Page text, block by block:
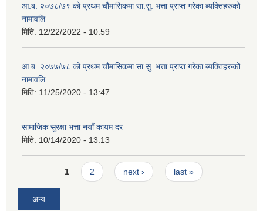
आ.ब. २०७८/७९ को प्रथम चौमासिकमा सा.सु. भत्ता प्राप्त गरेका ब्यक्तिहरुको
नामावलि
मिति: 12/22/2022 - 10:59
आ.ब. २०७७/७८ को प्रथम चौमासिकमा सा.सु. भत्ता प्राप्त गरेका ब्यक्तिहरुको
नामावलि
मिति: 11/25/2020 - 13:47
सामाजिक सुरक्षा भत्ता नयाँ कायम दर
मिति: 10/14/2020 - 13:13
Pages1 2 next › last »
अन्य